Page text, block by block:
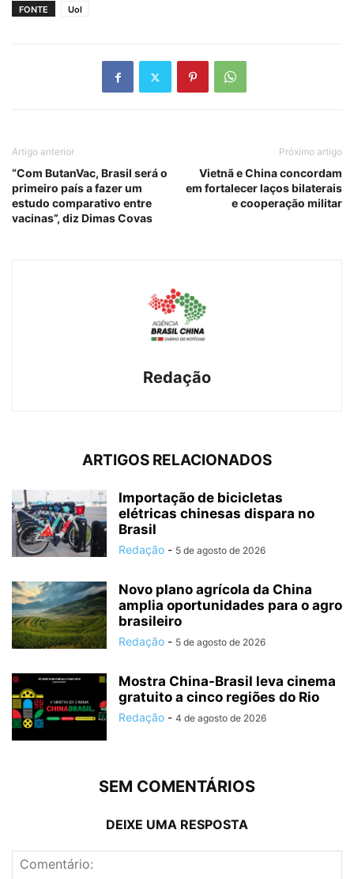
FONTE Uol
Artigo anterior
“Com ButanVac, Brasil será o
primeiro país a fazer um
estudo comparativo entre
vacinas”, diz Dimas Covas
Próximo artigo
Vietnã e China concordam
em fortalecer laços bilaterais
e cooperação militar
Redação
ARTIGOS RELACIONADOS
Importação de bicicletas
elétricas chinesas dispara no
Brasil
Redação - 5 de agosto de 2026
Novo plano agrícola da China
amplia oportunidades para o agro
brasileiro
Redação - 5 de agosto de 2026
Mostra China-Brasil leva cinema
gratuito a cinco regiões do Rio
Redação - 4 de agosto de 2026
SEM COMENTÁRIOS
DEIXE UMA RESPOSTA